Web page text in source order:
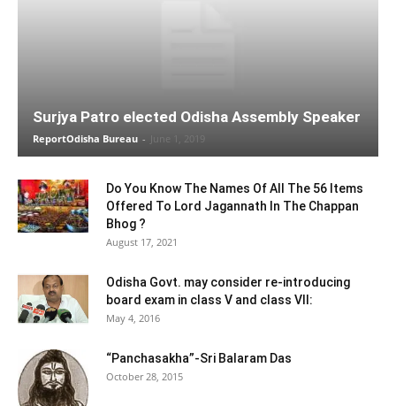
Surjya Patro elected Odisha Assembly Speaker
ReportOdisha Bureau - June 1, 2019
Do You Know The Names Of All The 56 Items
Offered To Lord Jagannath In The Chappan
Bhog ?
August 17, 2021
Odisha Govt. may consider re-introducing
board exam in class V and class VII:
May 4, 2016
“Panchasakha”-Sri Balaram Das
October 28, 2015